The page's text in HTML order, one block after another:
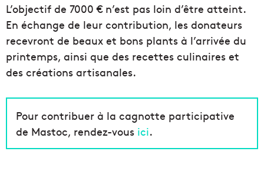
L’objectif de 7000 € n’est pas loin d’être atteint.
En échange de leur contribution, les donateurs
recevront de beaux et bons plants à l’arrivée du
printemps, ainsi que des recettes culinaires et
des créations artisanales.
Pour contribuer à la cagnotte participative
de Mastoc, rendez-vous ici.